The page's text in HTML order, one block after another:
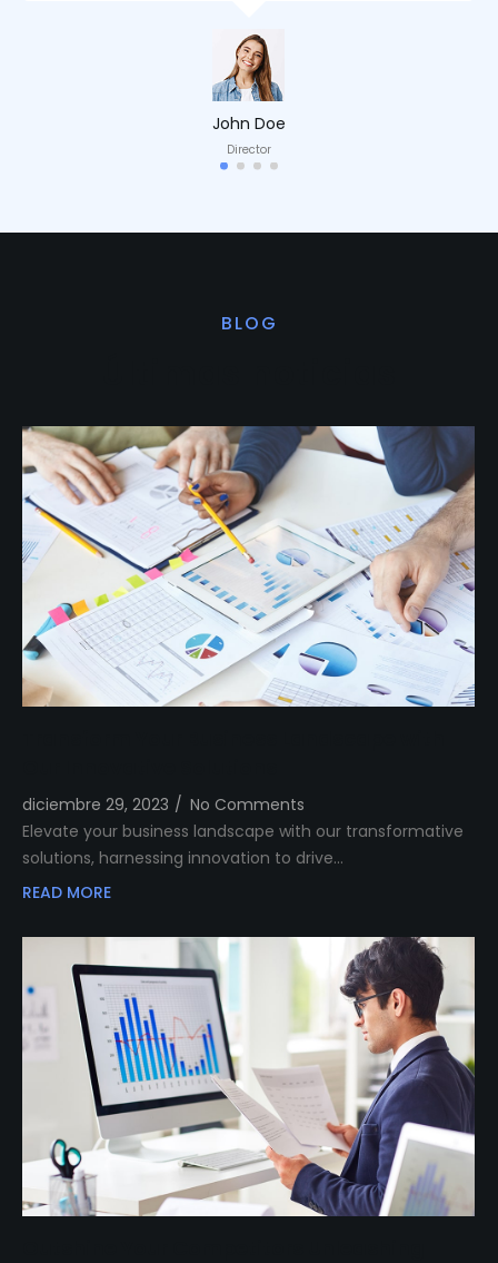
John Doe
Director
BLOG
diciembre 29, 2023 / No Comments
Elevate your business landscape with our transformative
solutions, harnessing innovation to drive…
READ MORE